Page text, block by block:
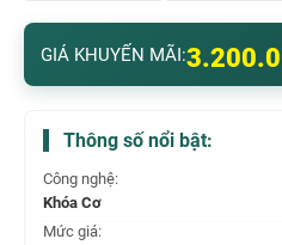
GIÁ KHUYẾN MÃI:
Thông số nổi bật:
Công nghệ:
Khóa Cơ
Mức giá: